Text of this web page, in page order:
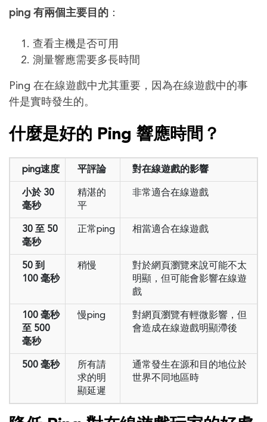
ping 有兩個主要目的 ：
查看主機是否可用
測量響應需要多長時間
Ping 在在線遊戲中尤其重要，因為在線遊戲中的事
件是實時發生的。
什麼是好的 Ping 響應時間？
ping速度 平評論 對在線遊戲的影響
小於 30
毫秒
精湛的
平
非常適合在線遊戲
30 至 50
毫秒
正常ping 相當適合在線遊戲
50 到
100 毫秒
稍慢
對於網頁瀏覽來說可能不太
明顯，但可能會影響在線遊
戲
100 毫秒
至 500
毫秒
慢ping
對網頁瀏覽有輕微影響，但
會造成在線遊戲明顯滯後
500 毫秒
所有請
求的明
顯延遲
通常發生在源和目的地位於
世界不同地區時